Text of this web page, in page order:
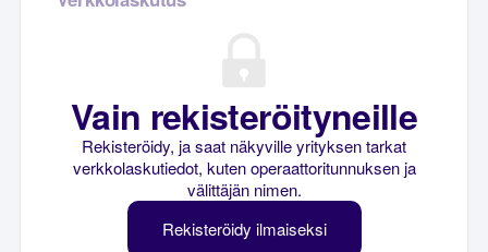
Vain rekisteröityneille
Rekisteröidy, ja saat näkyville yrityksen tarkat
verkkolaskutiedot, kuten operaattoritunnuksen ja
välittäjän nimen.
Rekisteröidy ilmaiseksi